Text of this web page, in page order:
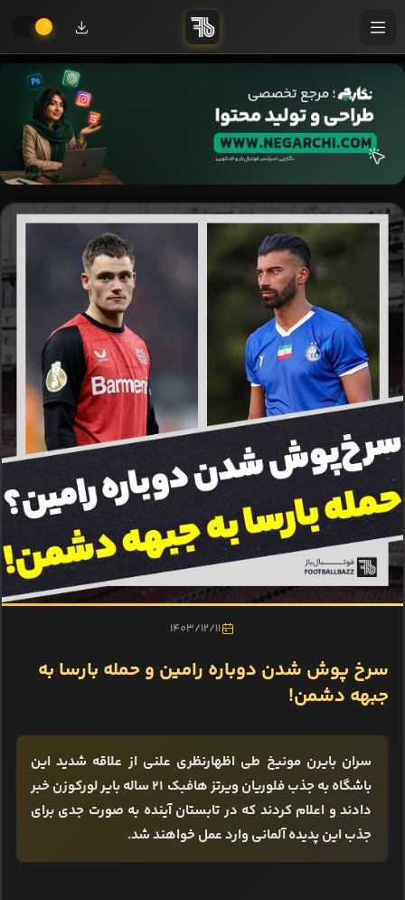
1403/12/11
سرخ پوش شدن دوباره رامین و حمله بارسا به
جبهه دشمن!
سران بایرن مونیخ طی اظهارنظری علنی از علاقه شدید این
باشگاه به جذب فلوریان ویرتز هافبک 21 ساله بایر لورکوزن خبر
دادند و اعلام کردند که در تابستان آینده به صورت جدی برای
جذب این پدیده آلمانی وارد عمل خواهند شد.